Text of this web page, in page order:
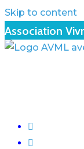
Skip to content
Association